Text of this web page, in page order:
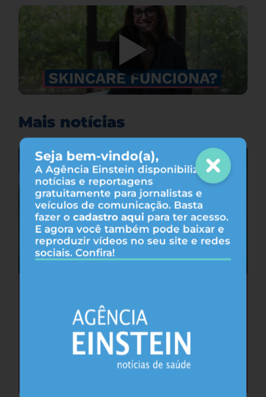
Seja bem-vindo(a),
A Agência Einstein disponibiliza
notícias e reportagens
gratuitamente para jornalistas e
veículos de comunicação. Basta
fazer o cadastro aqui para ter acesso.
E agora você também pode baixar e
reproduzir vídeos no seu site e redes
sociais. Confira!
Mais notícias
privação do sono, sugere estudo